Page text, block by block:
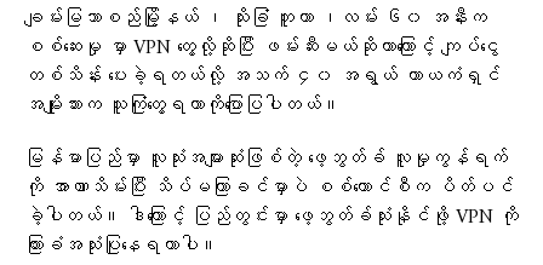
ချမ်းမြသာစည်မြို့နယ် ၊ သိုးခြံ ဘူတာ ၊လမ်း ၆၀ အနီးက
စစ်ဆေးမှု မှာ VPN တွေ့လို့ဆိုပြီး ဖမ်းဆီးမယ်ဆိုတာကြောင့် ကျပ်ငွေ
တစ်သိန်း ပေးခဲ့ရတယ်လို့ အသက် ၄၀ အရွယ် ကာယကံရှင်
အမျိုးသားက သူကြုံတွေ့ရတာကိုပြောပြပါတယ်။
မြန်မာပြည်မှာ လူသုံးအများဆုံးဖြစ်တဲ့ ဖေ့ဘွတ်ခ် လူမှုကွန်ရက်
ကို အာဏာသိမ်းပြီး သိပ်မကြာခင်မှာပဲ စစ်ကောင်စီက ပိတ်ပင်
ခဲ့ပါတယ်။ ဒါကြောင့် ပြည်တွင်းမှာ ဖေ့ဘွတ်ခ်သုံးနိုင်ဖို့ VPN ကို
ကြားခံအသုံးပြုနေရတာပါ။